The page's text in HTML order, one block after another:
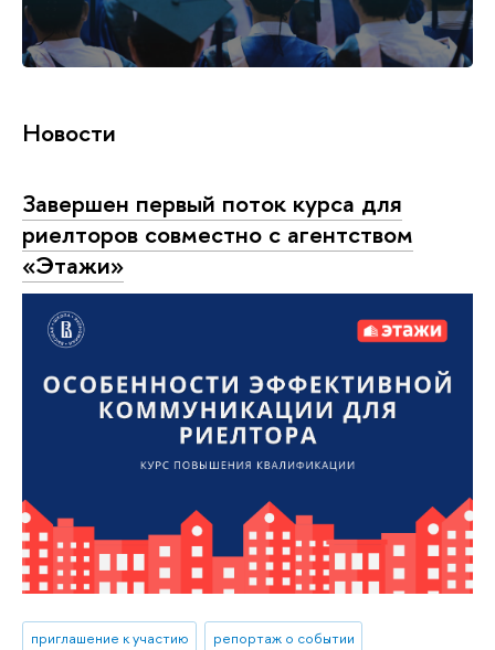
Новости
Завершен первый поток курса для
риелторов совместно с агентством
«Этажи»
приглашение к участию репортаж о событии